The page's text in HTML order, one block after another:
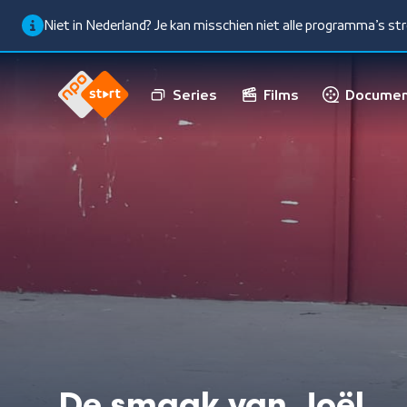
Niet in Nederland? Je kan misschien niet alle programma’s
Series Films